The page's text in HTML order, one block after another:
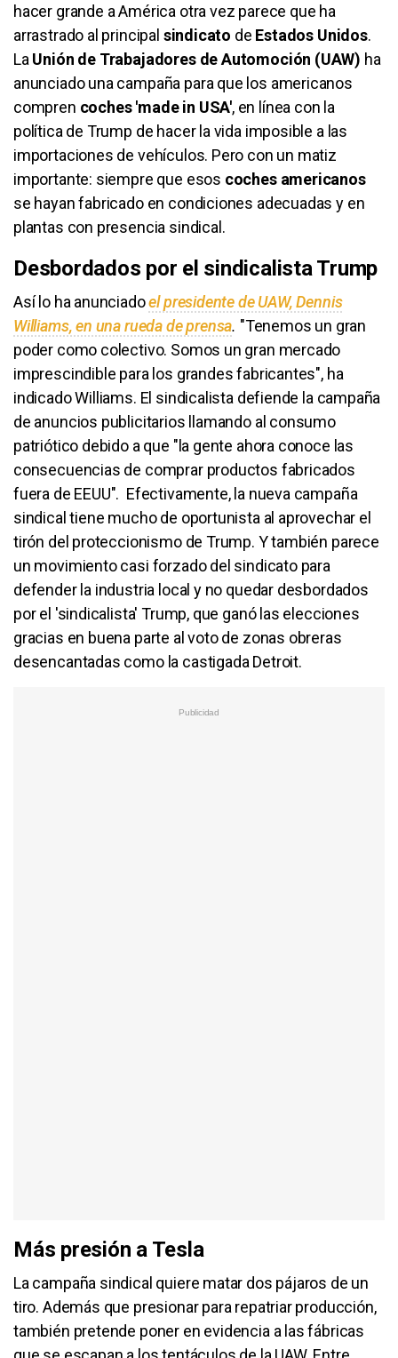
hacer grande a América otra vez parece que ha
arrastrado al principal sindicato de Estados Unidos.
La Unión de Trabajadores de Automoción (UAW) ha
anunciado una campaña para que los americanos
compren coches 'made in USA', en línea con la
política de Trump de hacer la vida imposible a las
importaciones de vehículos. Pero con un matiz
importante: siempre que esos coches americanos
se hayan fabricado en condiciones adecuadas y en
plantas con presencia sindical.
Desbordados por el sindicalista Trump
Así lo ha anunciadoel presidente de UAW, Dennis
Williams, en una rueda de prensa. "Tenemos un gran
poder como colectivo. Somos un gran mercado
imprescindible para los grandes fabricantes", ha
indicado Williams. El sindicalista defiende la campaña
de anuncios publicitarios llamando al consumo
patriótico debido a que "la gente ahora conoce las
consecuencias de comprar productos fabricados
fuera de EEUU". Efectivamente, la nueva campaña
sindical tiene mucho de oportunista al aprovechar el
tirón del proteccionismo de Trump. Y también parece
un movimiento casi forzado del sindicato para
defender la industria local y no quedar desbordados
por el 'sindicalista' Trump, que ganó las elecciones
gracias en buena parte al voto de zonas obreras
desencantadas como la castigada Detroit.
Más presión a Tesla
La campaña sindical quiere matar dos pájaros de un
tiro. Además que presionar para repatriar producción,
también pretende poner en evidencia a las fábricas